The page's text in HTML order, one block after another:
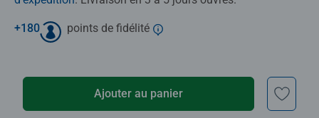
+180 points de fidélité
Ajouter au panier